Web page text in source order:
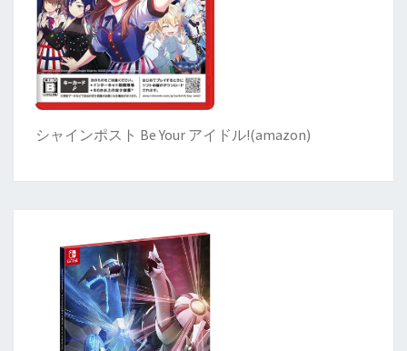
シャインポスト Be Your アイドル!(amazon)